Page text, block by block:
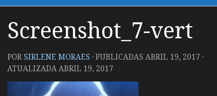
Screenshot_7-vert
POR SIRLENE MORAES · PUBLICADAS ABRIL 19, 2017 ·
ATUALIZADAABRIL 19, 2017